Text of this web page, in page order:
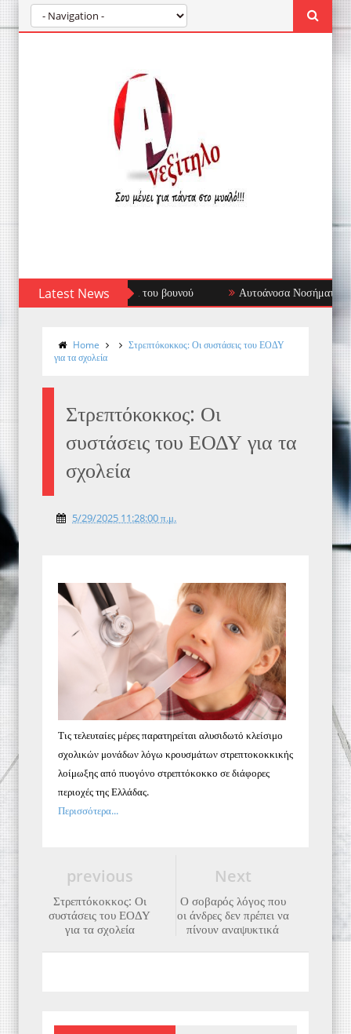
Latest News Αυτοάνοσα Νοσήματα: Όταν το
Home
Στρεπτόκοκκος: Οι συστάσεις του ΕΟΔΥ
για τα σχολεία
Στρεπτόκοκκος: Οι
συστάσεις του ΕΟΔΥ για τα
σχολεία
5/29/2025 11:28:00 π.μ.
Τις τελευταίες μέρες παρατηρείται αλυσιδωτό κλείσιμο
σχολικών μονάδων λόγω κρουσμάτων στρεπτοκοκκικής
λοίμωξης από πυογόνο στρεπτόκοκκο σε διάφορες
περιοχές της Ελλάδας.
Περισσότερα...
Next
Ο σοβαρός λόγος που
οι άνδρες δεν πρέπει να
πίνουν αναψυκτικά
previous
Στρεπτόκοκκος: Οι
συστάσεις του ΕΟΔΥ
για τα σχολεία